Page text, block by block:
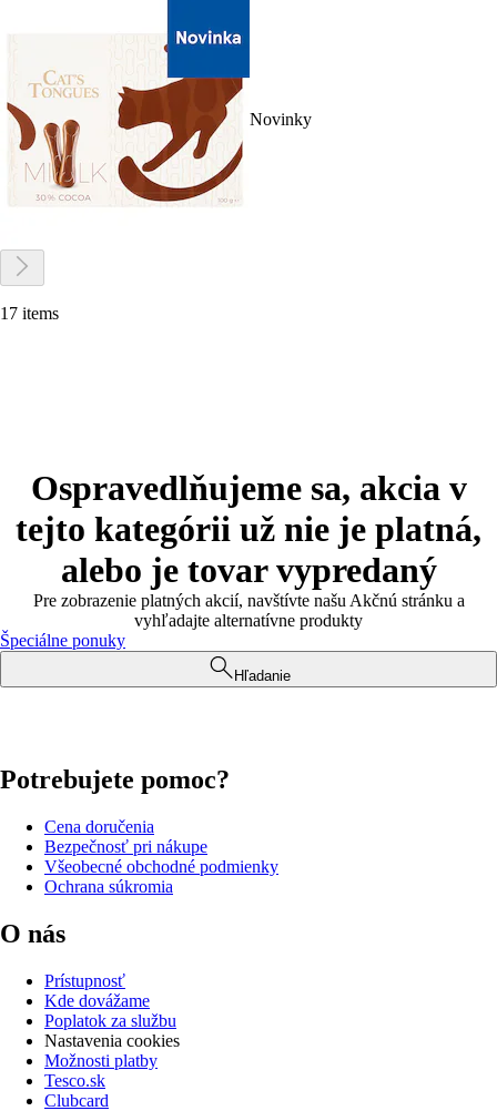
Novinky
17 items
Ospravedlňujeme sa, akcia v
tejto kategórii už nie je platná,
alebo je tovar vypredaný
Pre zobrazenie platných akcií, navštívte našu Akčnú stránku a
vyhľadajte alternatívne produkty
Špeciálne ponuky
Hľadanie
Potrebujete pomoc?
Cena doručenia
Bezpečnosť pri nákupe
Všeobecné obchodné podmienky
Ochrana súkromia
O nás
Prístupnosť
Kde dovážame
Poplatok za službu
Nastavenia cookies
Možnosti platby
Tesco.sk
Clubcard